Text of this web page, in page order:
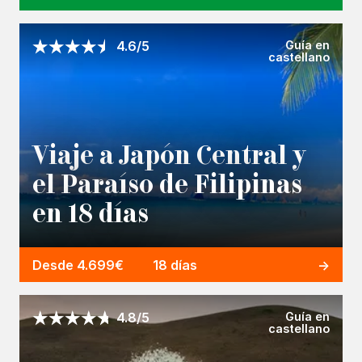
4.6/5
Guía en
castellano
Viaje a Japón Central y
el Paraíso de Filipinas
en 18 días
Desde 4.699€ 18 días
4.8/5
Guía en
castellano